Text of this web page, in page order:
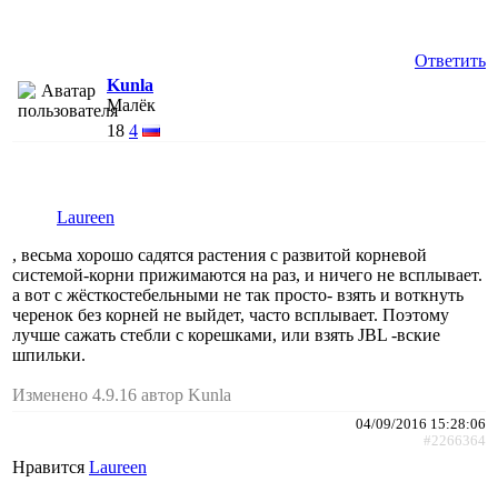
Ответить
Kunla
Малёк
18 4
Laureen
, весьма хорошо садятся растения с развитой корневой
системой-корни прижимаются на раз, и ничего не всплывает.
а вот с жёсткостебельными не так просто- взять и воткнуть
черенок без корней не выйдет, часто всплывает. Поэтому
лучше сажать стебли с корешками, или взять JBL -вские
шпильки.
Изменено 4.9.16 автор Kunla
04/09/2016 15:28:06
#2266364
Нравится Laureen